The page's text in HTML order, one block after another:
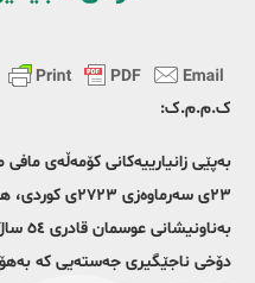
ک.م.م.ک:
بەپێی زانیارییەکانی کۆمەڵەی
٢٣ی سەرماوەزی
دۆخی ناجێگیری جەستەیی کە